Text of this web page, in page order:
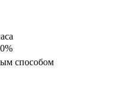
способом